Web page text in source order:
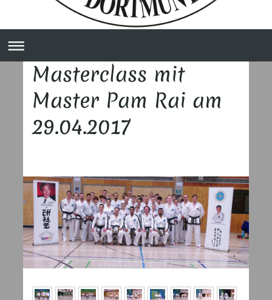
Masterclass mit
Master Pam Rai am
29.04.2017